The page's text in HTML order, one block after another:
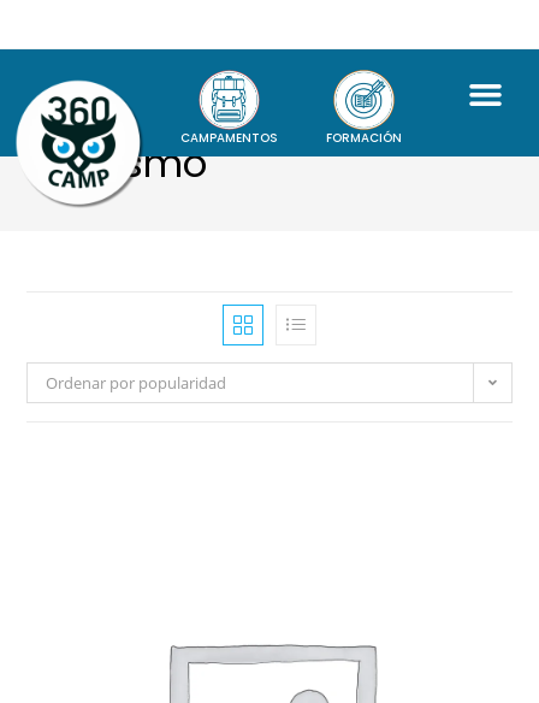
CAMPAMENTOS FORMACIÓN
Atletismo
Ordenar por popularidad